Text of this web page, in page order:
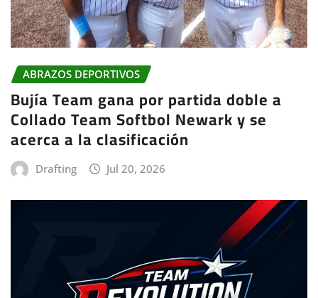
ABRAZOS DEPORTIVOS
Bujía Team gana por partida doble a
Collado Team Softbol Newark y se
acerca a la clasificación
Drafting Jul 20, 2026